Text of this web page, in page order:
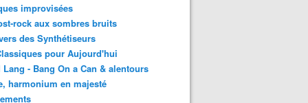
improvisées
rock aux sombres bruits
des Synthétiseurs
pour Aujourd'hui
Lang - Bang On a Can & alentours
harmonium en majesté